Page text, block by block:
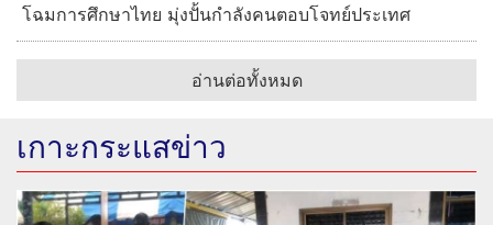
โฉมการศึกษาไทย มุ่งปั้นกำลังคนตอบโจทย์ประเทศ
อ่านต่อทั้งหมด
เกาะกระแสข่าว